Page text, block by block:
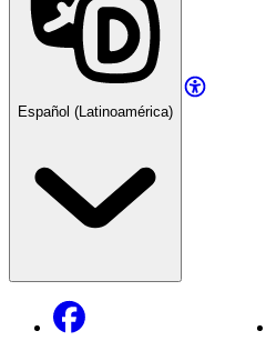
Español (Latinoamérica)
Facebook